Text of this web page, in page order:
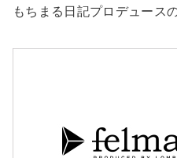
もちまる日記プロデュース